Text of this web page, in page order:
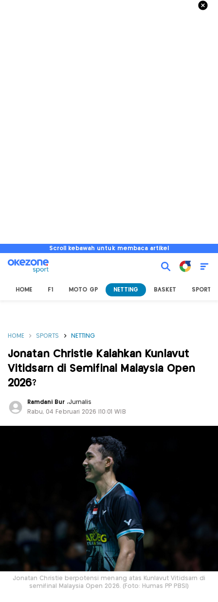
Scroll kebawah untuk membaca artikel
HOME F1 MOTO GP NETTING BASKET SPORT
HOME SPORTS NETTING
Jonatan Christie Kalahkan Kunlavut
Vitidsarn di Semifinal Malaysia Open
2026?
Ramdani Bur ,Jurnalis
Rabu, 04 Februari 2026 |10:01 WIB
Jonatan Christie berpotensi menang atas Kunlavut Vitidsarn di
semifinal Malaysia Open 2026. (Foto: Humas PP PBSI)